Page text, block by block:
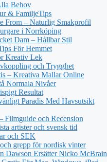
Behov
& FamiljeTips
From – Naturlig Smakprofil
i Norrköping
Dam – Hållbar Stil
För Hemmet
Kreativ Lek
och Trygghet
– Kreativa Mallar Online
Normala Nivåer
Resultat
Paradis Med Havsutsikt
Filmguide och Recension
artister och svensk tid
och SEK
grepp för nordisk vinter
Dawson Ersätter Nicko McBrain